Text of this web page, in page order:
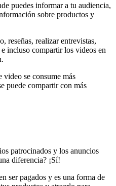
puedes informar a tu audiencia,
sobre productos y
reseñas, realizar entrevistas,
incluso compartir los videos en
video se consume más
puede compartir con más
patrocinados y los anuncios
diferencia? ¡Sí!
ser pagados y es una forma de